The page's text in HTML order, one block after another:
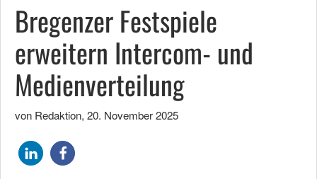
Bregenzer Festspiele
erweitern Intercom- und
Medienverteilung
von Redaktion, 20. November 2025